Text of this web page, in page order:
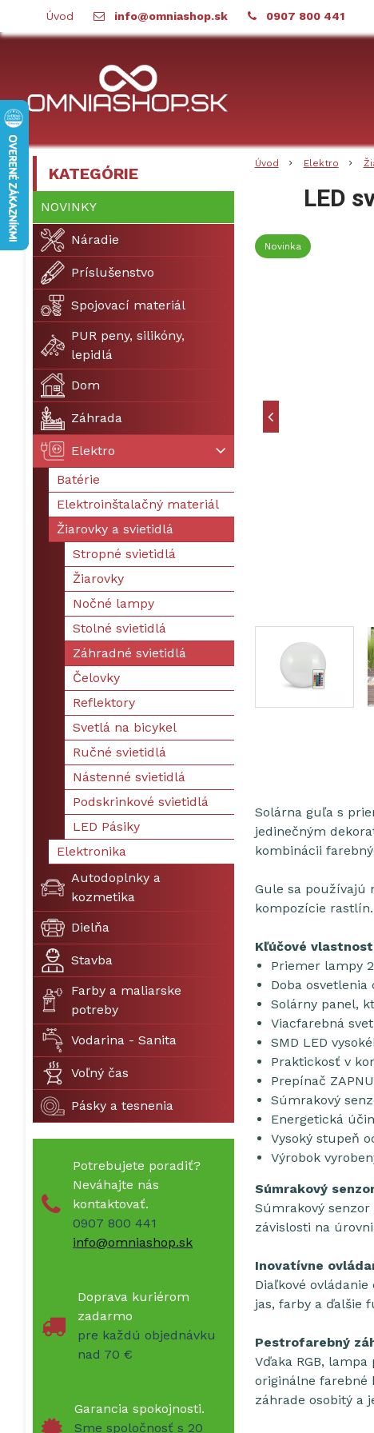
Úvod info@omniashop.sk 0907 800 441
Úvod Elektro
LED
Novinka
Solárna guľa s
jedinečným
kombinácii
Gule sa používajú
kompozície
Kľúčové
Priemer lampy
Doba osvetlenia
Solárny panel,
Viacfarebná
SMD LED
Praktickosť v
Prepínač
Súmrakový
Energetická
Vysoký stupeň
Výrobok
Súmrakový
Súmrakový
závislosti na
Inovatívne
Diaľkové
jas, farby a ďalšie
Pestrofarebný
Vďaka RGB,
originálne farebné
záhrade osobitý a
KATEGÓRIE
NOVINKY
Náradie
Príslušenstvo
Spojovací materiál
PUR peny, silikóny,
lepidlá
Dom
Záhrada
Elektro
Batérie
Elektroinštalačný materiál
Žiarovky a svietidlá
Stropné svietidlá
Žiarovky
Nočné lampy
Stolné svietidlá
Záhradné svietidlá
Čelovky
Reflektory
Svetlá na bicykel
Ručné svietidlá
Nástenné svietidlá
Podskrinkové svietidlá
LED Pásiky
Elektronika
Autodoplnky a
kozmetika
Dielňa
Stavba
Farby a maliarske
potreby
Vodarina - Sanita
Voľný čas
Pásky a tesnenia
Potrebujete poradiť?
Neváhajte nás
kontaktovať.
0907 800 441
info@omniashop.sk
Doprava kuriérom
zadarmo
pre každú objednávku
nad 70 €
Garancia spokojnosti.
Sme spoločnosť s 20